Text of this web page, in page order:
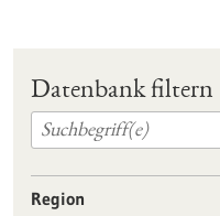
Datenbank filtern
Region